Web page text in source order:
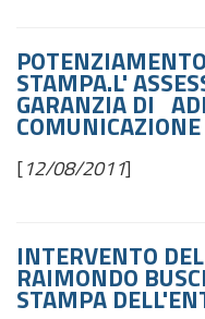
STAMPA.L'
GARANZIA DI
[12/08/2011]
INTERVENTO
RAIMONDO
STAMPA